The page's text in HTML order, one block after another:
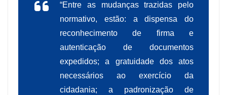
“Entre as mudanças trazidas pelo
normativo, estão: a dispensa do
reconhecimento de firma e
autenticação de documentos
expedidos; a gratuidade dos atos
necessários ao exercício da
cidadania; a padronização de